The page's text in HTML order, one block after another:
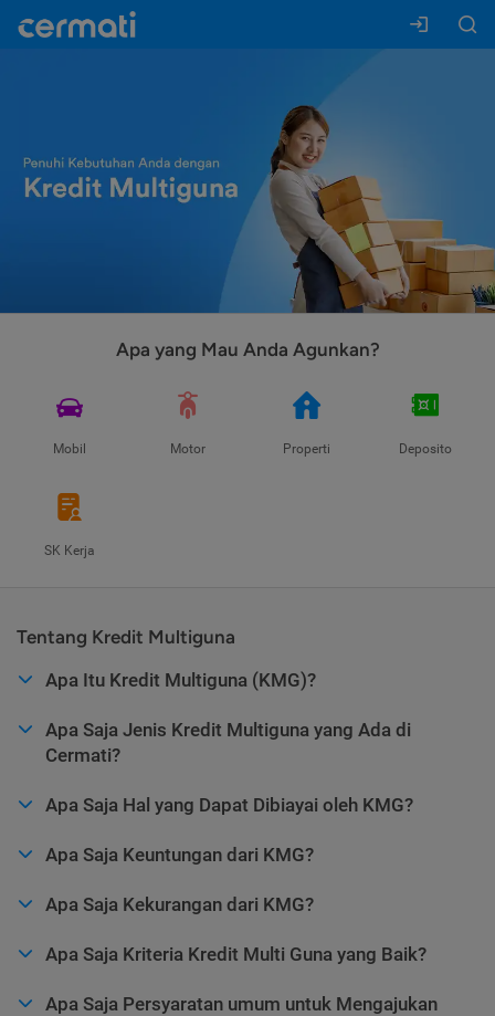
Apa yang Mau Anda Agunkan?
Mobil Motor Properti Deposito
SK Kerja
Tentang Kredit Multiguna
Apa Itu Kredit Multiguna (KMG)?
Apa Saja Jenis Kredit Multiguna yang Ada di
Cermati?
Apa Saja Hal yang Dapat Dibiayai oleh KMG?
Apa Saja Keuntungan dari KMG?
Apa Saja Kekurangan dari KMG?
Apa Saja Kriteria Kredit Multi Guna yang Baik?
Apa Saja Persyaratan umum untuk Mengajukan